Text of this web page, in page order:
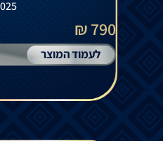
790 ₪
לעמוד המוצר